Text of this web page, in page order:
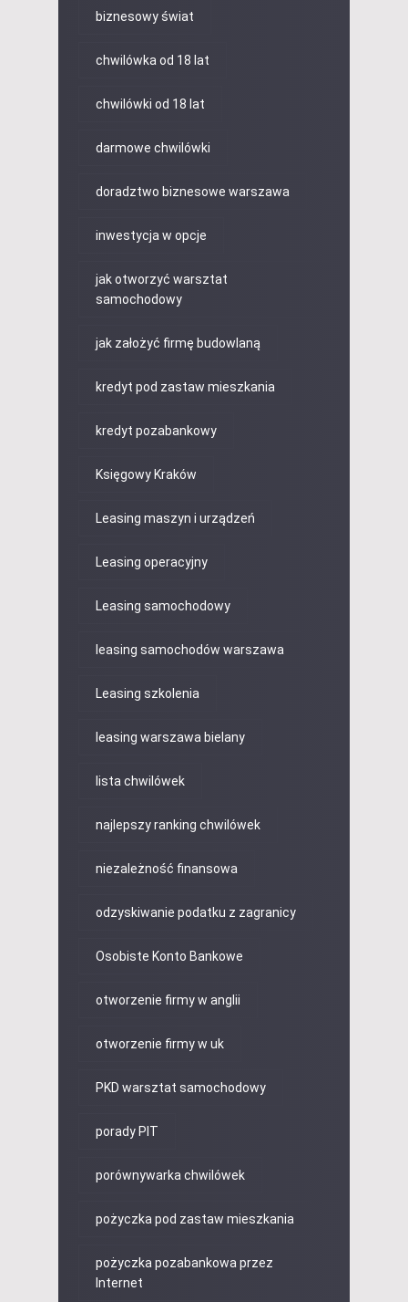
biznesowy świat
chwilówka od 18 lat
chwilówki od 18 lat
darmowe chwilówki
doradztwo biznesowe warszawa
inwestycja w opcje
jak otworzyć warsztat
samochodowy
jak założyć firmę budowlaną
kredyt pod zastaw mieszkania
kredyt pozabankowy
Księgowy Kraków
Leasing maszyn i urządzeń
Leasing operacyjny
Leasing samochodowy
leasing samochodów warszawa
Leasing szkolenia
leasing warszawa bielany
lista chwilówek
najlepszy ranking chwilówek
niezależność finansowa
odzyskiwanie podatku z zagranicy
Osobiste Konto Bankowe
otworzenie firmy w anglii
otworzenie firmy w uk
PKD warsztat samochodowy
porady PIT
porównywarka chwilówek
pożyczka pod zastaw mieszkania
pożyczka pozabankowa przez
Internet